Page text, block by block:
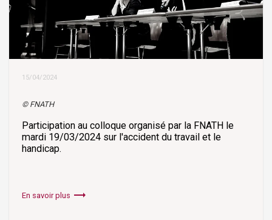
15/04/2024
© FNATH
Participation au colloque organisé par la FNATH le
mardi 19/03/2024 sur l'accident du travail et le
handicap.
En savoir plus trending_flat